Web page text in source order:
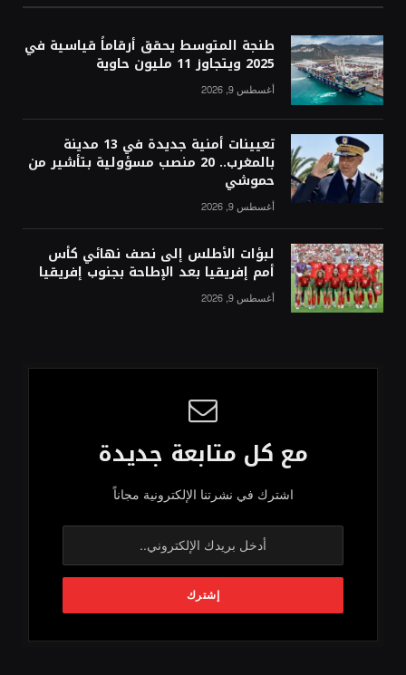
طنجة المتوسط يحقق أرقاماً قياسية في
2025 ويتجاوز 11 مليون حاوية
أغسطس 9, 2026
تعيينات أمنية جديدة في 13 مدينة
بالمغرب.. 20 منصب مسؤولية بتأشير من
حموشي
أغسطس 9, 2026
لبؤات الأطلس إلى نصف نهائي كأس
أمم إفريقيا بعد الإطاحة بجنوب إفريقيا
أغسطس 9, 2026
مع كل متابعة جديدة
اشترك في نشرتنا الإلكترونية مجاناً